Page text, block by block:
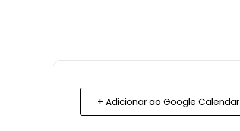
+ Adicionar ao Google Calendar